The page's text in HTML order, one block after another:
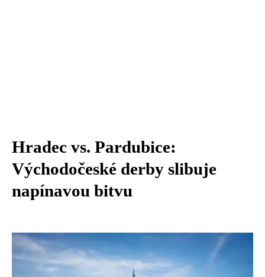
Hradec vs. Pardubice:
Východočeské derby slibuje
napínavou bitvu